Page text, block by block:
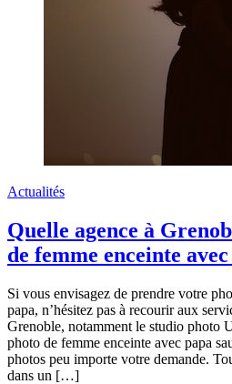
Actualités
Quelle agence à
de femme enceinte
Si vous envisagez de prendre votre
papa, n’hésitez pas à recourir aux
Grenoble, notamment le studio photo
photo de femme enceinte avec papa
photos peu importe votre demande.
dans un […]